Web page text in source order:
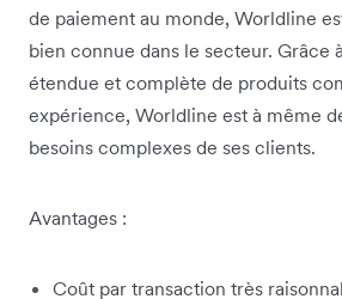
de paiement au monde, Worldline
bien connue dans le secteur. Grâce
étendue et complète de produits
expérience, Worldline est à même
besoins complexes de ses clients.
Avantages :
Coût par transaction très